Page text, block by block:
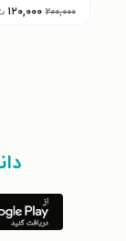
۲۰۰,۰۰۰ ۱۲۰,۰۰۰